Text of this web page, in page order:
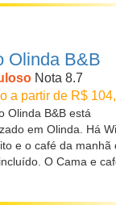
Olinda B&B
Nota 8.7
a partir de R$
Olinda B&B está
em Olinda. Há
e o café da manhã
O Cama e